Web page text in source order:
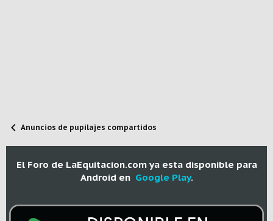
Anuncios de pupilajes compartidos
El Foro de LaEquitacion.com ya esta disponible para
Android en Google Play.